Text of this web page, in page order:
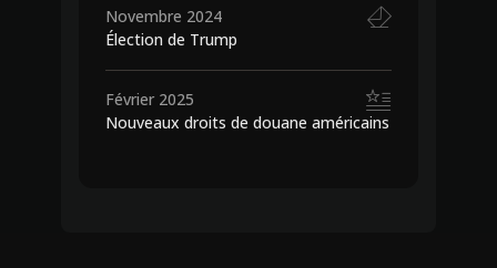
Novembre 2024
Élection de Trump
Février 2025
Nouveaux droits de douane américains